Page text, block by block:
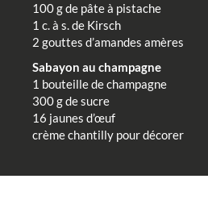
100 g de pâte à pistache
1 c. à s. de Kirsch
2 gouttes d’amandes amères
Sabayon au champagne
1 bouteille de champagne
300 g de sucre
16 jaunes d’œuf
crème chantilly pour décorer